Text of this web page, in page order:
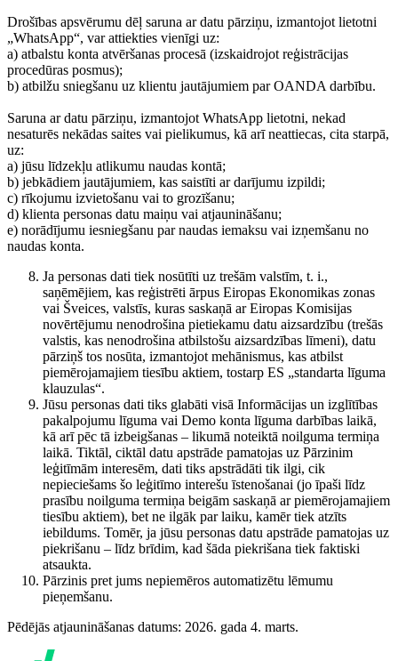
Drošības apsvērumu dēļ saruna ar datu pārziņu, izmantojot lietotni
„WhatsApp“, var attiekties vienīgi uz:
a) atbalstu konta atvēršanas procesā (izskaidrojot reģistrācijas
procedūras posmus);
b) atbilžu sniegšanu uz klientu jautājumiem par OANDA darbību.
Saruna ar datu pārziņu, izmantojot WhatsApp lietotni, nekad
nesaturēs nekādas saites vai pielikumus, kā arī neattiecas, cita starpā,
uz:
a) jūsu līdzekļu atlikumu naudas kontā;
b) jebkādiem jautājumiem, kas saistīti ar darījumu izpildi;
c) rīkojumu izvietošanu vai to grozīšanu;
d) klienta personas datu maiņu vai atjaunināšanu;
e) norādījumu iesniegšanu par naudas iemaksu vai izņemšanu no
naudas konta.
Ja personas dati tiek nosūtīti uz trešām valstīm, t. i.,
saņēmējiem, kas reģistrēti ārpus Eiropas Ekonomikas zonas
vai Šveices, valstīs, kuras saskaņā ar Eiropas Komisijas
novērtējumu nenodrošina pietiekamu datu aizsardzību (trešās
valstis, kas nenodrošina atbilstošu aizsardzības līmeni), datu
pārziņš tos nosūta, izmantojot mehānismus, kas atbilst
piemērojamajiem tiesību aktiem, tostarp ES „standarta līguma
klauzulas“.
Jūsu personas dati tiks glabāti visā Informācijas un izglītības
pakalpojumu līguma vai Demo konta līguma darbības laikā,
kā arī pēc tā izbeigšanas – likumā noteiktā noilguma termiņa
laikā. Tiktāl, ciktāl datu apstrāde pamatojas uz Pārzinim
leģitīmām interesēm, dati tiks apstrādāti tik ilgi, cik
nepieciešams šo leģitīmo interešu īstenošanai (jo īpaši līdz
prasību noilguma termiņa beigām saskaņā ar piemērojamajiem
tiesību aktiem), bet ne ilgāk par laiku, kamēr tiek atzīts
iebildums. Tomēr, ja jūsu personas datu apstrāde pamatojas uz
piekrišanu – līdz brīdim, kad šāda piekrišana tiek faktiski
atsaukta.
Pārzinis pret jums nepiemēros automatizētu lēmumu
pieņemšanu.
Pēdējās atjaunināšanas datums: 2026. gada 4. marts.